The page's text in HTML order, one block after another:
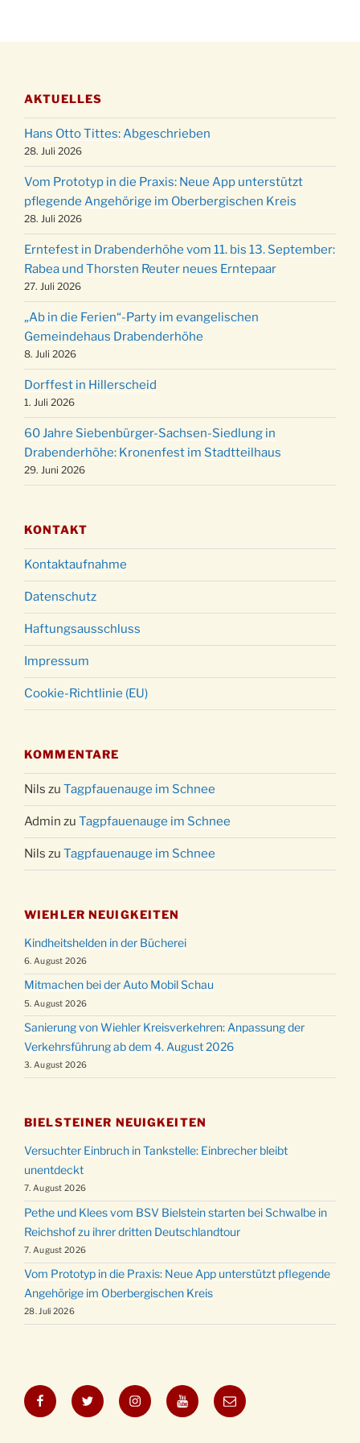
Stadtteilhaus um 19:00 Uhr
11.12.
Puer-Natus weihnachtliches Brauchtum am
Robert-Gassner-Hof um 17:00 Uhr
19.12.
Kinderbibeltag im Ev. Gemeindehaus von 10-
12 Uhr
20.12.
Weihnachts-Konzert des Honterus Chors in
der Kirche um 17:00 Uhr
24.12.
Familiengottesdienst mit Krippenspiel im Ev.
Gemeindehaus um 15:00 Uhr
24.12. Familiengottesdienst in der FeG um 16 Uhr
24.12.
Weihnachtsgottesdienst in der Kirche um
15:00 Uhr
24.12.
Weihnachtsgottesdienst in der Kirche um
18:00 Uhr
24.12.
Christmette mit der ev. Jugend in der Kirche
um 23:00 Uhr
31.12.
Gottesdienst zu Silvester in der Kirche um
18:00 Uhr
AKTUELLES
Hans Otto Tittes: Abgeschrieben
28. Juli 2026
Vom Prototyp in die Praxis: Neue App unterstützt
pflegende Angehörige im Oberbergischen Kreis
28. Juli 2026
Erntefest in Drabenderhöhe vom 11. bis 13. September:
Rabea und Thorsten Reuter neues Erntepaar
27. Juli 2026
„Ab in die Ferien“-Party im evangelischen
Gemeindehaus Drabenderhöhe
8. Juli 2026
Dorffest in Hillerscheid
1. Juli 2026
60 Jahre Siebenbürger-Sachsen-Siedlung in
Drabenderhöhe: Kronenfest im Stadtteilhaus
29. Juni 2026
KONTAKT
Kontaktaufnahme
Datenschutz
Haftungsausschluss
Impressum
Cookie-Richtlinie (EU)
KOMMENTARE
Nils zu Tagpfauenauge im Schnee
Admin zu Tagpfauenauge im Schnee
Nils zu Tagpfauenauge im Schnee
WIEHLER NEUIGKEITEN
Kindheitshelden in der Bücherei
6. August 2026
Mitmachen bei der Auto Mobil Schau
5. August 2026
Sanierung von Wiehler Kreisverkehren: Anpassung der
Verkehrsführung ab dem 4. August 2026
3. August 2026
BIELSTEINER NEUIGKEITEN
Versuchter Einbruch in Tankstelle: Einbrecher bleibt
unentdeckt
7. August 2026
Pethe und Klees vom BSV Bielstein starten bei Schwalbe in
Reichshof zu ihrer dritten Deutschlandtour
7. August 2026
Vom Prototyp in die Praxis: Neue App unterstützt pflegende
Angehörige im Oberbergischen Kreis
28. Juli 2026
FacebookTwitter InstagramYouTubeE-
Mail